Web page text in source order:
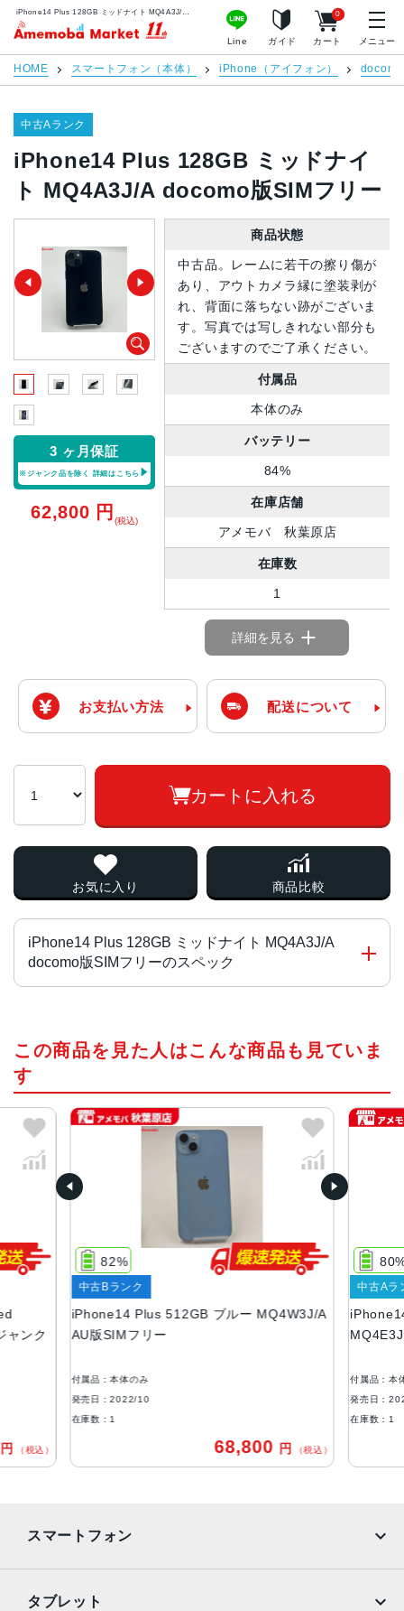
アメモバマーケット
Line ガイド カート
0
メニュー
HOME スマートフォン（本体） iPhone（アイフォン） docomo
中古Aランク
iPhone14 Plus 128GB ミッドナイ
ト MQ4A3J/A docomo版SIMフリー
3 ヶ月保証
※ジャンク品を除く 詳細はこちら
62,800 円 (税込)
商品状態
中古品。レームに若干の擦り傷が
あり、アウトカメラ縁に塗装剥が
れ、背面に落ちない跡がございま
す。写真では写しきれない部分も
ございますのでご了承ください。
付属品
本体のみ
バッテリー
84%
在庫店舗
アメモバ 秋葉原店
在庫数
1
詳細を見る
お支払い方法 配送について
カートに入れる
お気に入り 商品比較
iPhone14 Plus 128GB ミッドナイト MQ4A3J/A
docomo版SIMフリーのスペック
A15 Bionicチップ2つの高性能コアと4つの高効率コアを搭
ミッドナイト、パープル、スターライト、(PRODUCT)RE
D、ブルー
容量
128GB、256GB、512GB
サイズ・重さ
160.8×78.1×7.8mm ・203g
液晶
6.7インチ（対角）オールスクリーンOLEDディスプレイ
IEC規格60529にもとづくIP68等級（最大水深6メートルで
カメラ
ンズ2倍の光学ズームアウト、最大5倍のデジタルズーム
この商品を見た人はこんな商品も見ていま
す
ャンク
円 （税込）
iPhone14 Plus 512GB ブルー MQ4W3J/A
AU版SIMフリー
82%
中古Bランク
付属品：本体のみ
発売日：2022/10
在庫数：1
68,800 円 （税込）
中古Aラ
付属品：本
発売日：
在庫数：1
スマートフォン
タブレット